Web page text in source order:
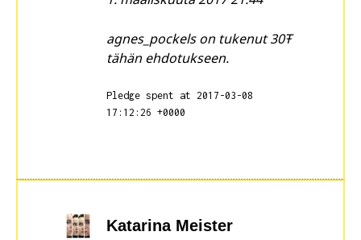
agnes_pockels on tukenut 30Ŧ
tähän ehdotukseen.
Pledge spent at 2017-03-08
17:12:26 +0000
Katarina Meister